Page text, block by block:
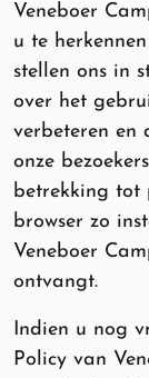
Veneboer
u te
stellen ons in
over het
verbeteren en
onze
betrekking tot
browser zo
Veneboer
ontvangt.
Indien u nog
Policy van